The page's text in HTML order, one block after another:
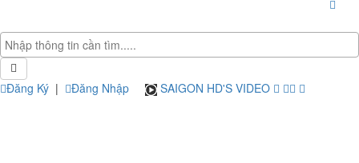
Đăng Ký | Đăng Nhập SAIGON HD'S VIDEO